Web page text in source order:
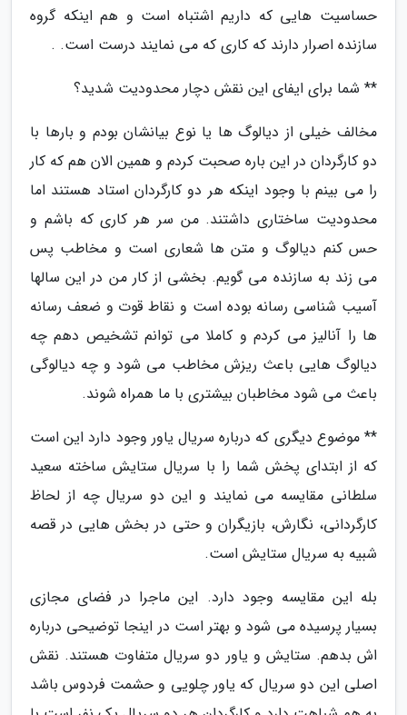
حساسیت هایی که داریم اشتباه است و هم اینکه گروه
سازنده اصرار دارند که کاری که می نمایند درست است. .
** شما برای ایفای این نقش دچار محدودیت شدید؟
مخالف خیلی از دیالوگ ها یا نوع بیانشان بودم و بارها با
دو کارگردان در این باره صحبت کردم و همین الان هم که کار
را می بینم با وجود اینکه هر دو کارگردان استاد هستند اما
محدودیت ساختاری داشتند. من سر هر کاری که باشم و
حس کنم دیالوگ و متن ها شعاری است و مخاطب پس
می زند به سازنده می گویم. بخشی از کار من در این سالها
آسیب شناسی رسانه بوده است و نقاط قوت و ضعف رسانه
ها را آنالیز می کردم و کاملا می توانم تشخیص دهم چه
دیالوگ هایی باعث ریزش مخاطب می شود و چه دیالوگی
باعث می شود مخاطبان بیشتری با ما همراه شوند.
** موضوع دیگری که درباره سریال یاور وجود دارد این است
که از ابتدای پخش شما را با سریال ستایش ساخته سعید
سلطانی مقایسه می نمایند و این دو سریال چه از لحاظ
کارگردانی، نگارش، بازیگران و حتی در بخش هایی در قصه
شبیه به سریال ستایش است.
بله این مقایسه وجود دارد. این ماجرا در فضای مجازی
بسیار پرسیده می شود و بهتر است در اینجا توضیحی درباره
اش بدهم. ستایش و یاور دو سریال متفاوت هستند. نقش
اصلی این دو سریال که یاور چلویی و حشمت فردوس باشد